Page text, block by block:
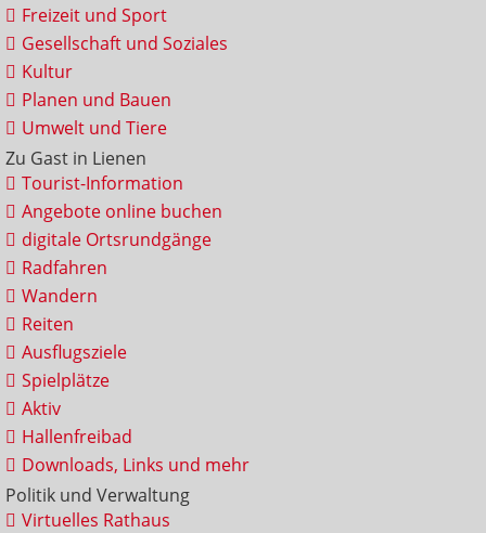
Freizeit und Sport
Gesellschaft und Soziales
Kultur
Planen und Bauen
Umwelt und Tiere
Zu Gast in Lienen
Tourist-Information
Angebote online buchen
digitale Ortsrundgänge
Radfahren
Wandern
Reiten
Ausflugsziele
Spielplätze
Aktiv
Hallenfreibad
Downloads, Links und mehr
Politik und Verwaltung
Virtuelles Rathaus